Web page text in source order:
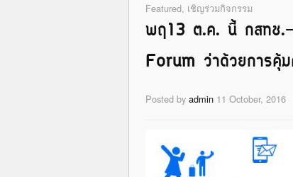
Featured, เชิญร่วมกิจกรรม
พฤ13 ต.ค. นี้ กสทช.-
Forum ว่าด้วยการคุ้ม
Posted by admin 11 October, 2016